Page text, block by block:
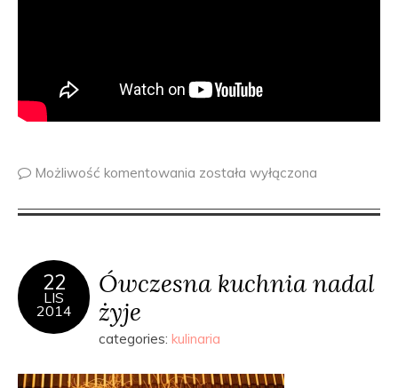
Możliwość komentowania została wyłączona
22
LIS
2014
Ówczesna kuchnia nadal
żyje
categories: kulinaria